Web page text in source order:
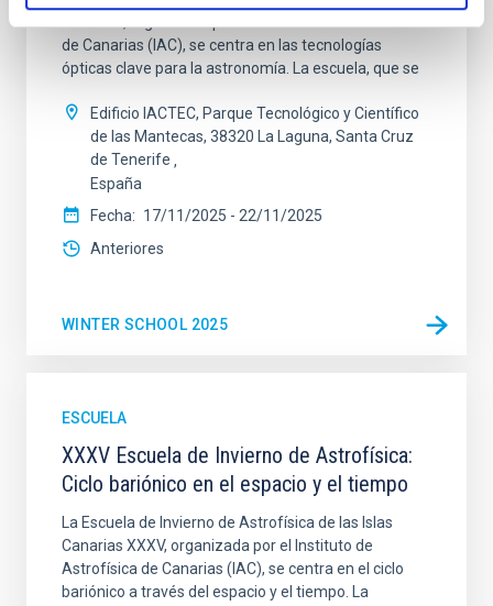
de Canarias (IAC), se centra en las tecnologías
ópticas clave para la astronomía. La escuela, que se
Edificio IACTEC, Parque Tecnológico y Científico
de las Mantecas, 38320 La Laguna, Santa Cruz
de Tenerife
España
Fecha
17/11/2025 - 22/11/2025
Anteriores
WINTER SCHOOL 2025
ESCUELA
XXXV Escuela de Invierno de Astrofísica:
Ciclo bariónico en el espacio y el tiempo
La Escuela de Invierno de Astrofísica de las Islas
Canarias XXXV, organizada por el Instituto de
Astrofísica de Canarias (IAC), se centra en el ciclo
bariónico a través del espacio y el tiempo. La